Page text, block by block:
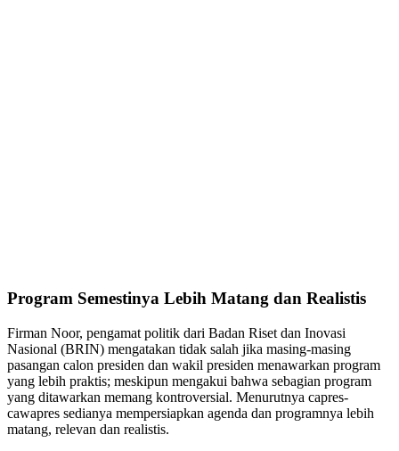
Program Semestinya Lebih Matang dan Realistis
Firman Noor, pengamat politik dari Badan Riset dan Inovasi
Nasional (BRIN) mengatakan tidak salah jika masing-masing
pasangan calon presiden dan wakil presiden menawarkan program
yang lebih praktis; meskipun mengakui bahwa sebagian program
yang ditawarkan memang kontroversial. Menurutnya capres-
cawapres sedianya mempersiapkan agenda dan programnya lebih
matang, relevan dan realistis.